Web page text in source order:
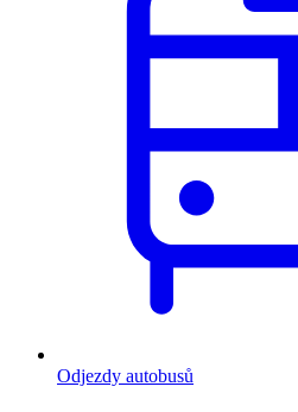
Odjezdy autobusů